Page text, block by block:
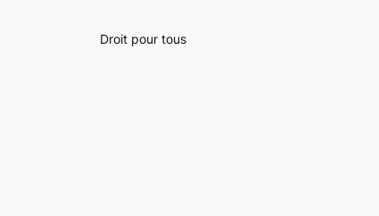
Droit pour tous